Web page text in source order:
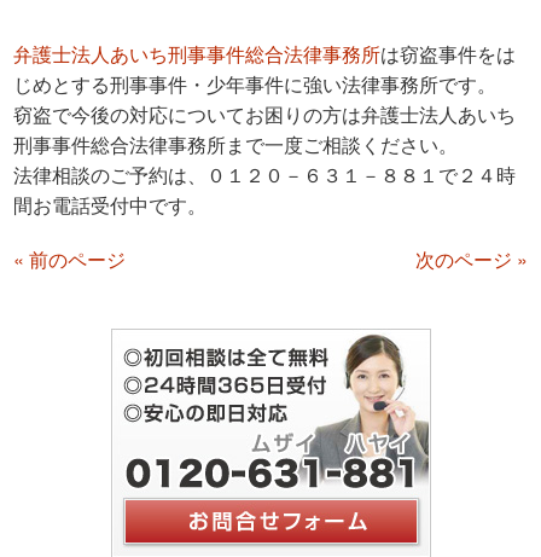
弁護士法人あいち刑事事件総合法律事務所は窃盗事件をは
じめとする刑事事件・少年事件に強い法律事務所です。
窃盗で今後の対応についてお困りの方は弁護士法人あいち
刑事事件総合法律事務所まで一度ご相談ください。
法律相談のご予約は、０１２０－６３１－８８１で２４時
間お電話受付中です。
« 前のページ
次のページ »